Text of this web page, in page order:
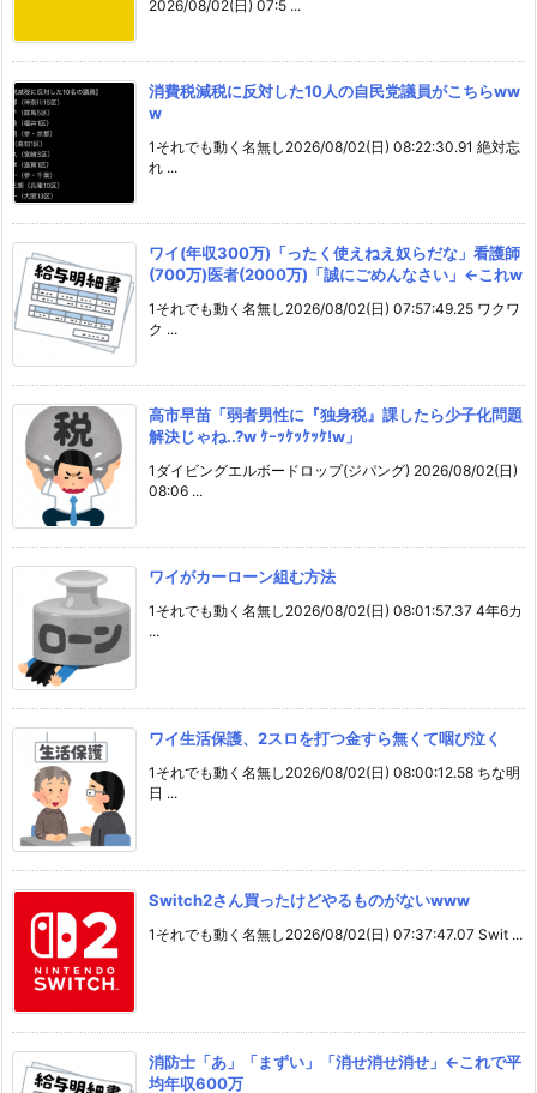
2026/08/02(日) 07:5 ...
消費税減税に反対した10人の自民党議員がこちらww
w
1それでも動く名無し2026/08/02(日) 08:22:30.91 絶対忘
れ ...
ワイ(年収300万)「ったく使えねえ奴らだな」看護師
(700万)医者(2000万)「誠にごめんなさい」←これw
1それでも動く名無し2026/08/02(日) 07:57:49.25 ワクワ
ク ...
高市早苗「弱者男性に『独身税』課したら少子化問題
解決じゃね..?w ｹｰｯｹｯｹｯｹ!w」
1ダイビングエルボードロップ(ジパング) 2026/08/02(日)
08:06 ...
ワイがカーローン組む方法
1それでも動く名無し2026/08/02(日) 08:01:57.37 4年6カ
...
ワイ生活保護、2スロを打つ金すら無くて咽び泣く
1それでも動く名無し2026/08/02(日) 08:00:12.58 ちな明
日 ...
Switch2さん買ったけどやるものがないwww
1それでも動く名無し2026/08/02(日) 07:37:47.07 Swit ...
消防士「あ」「まずい」「消せ消せ消せ」←これで平
均年収600万